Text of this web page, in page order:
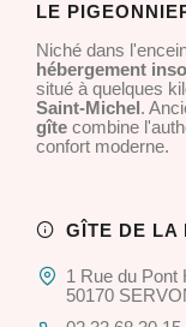
LE
Niché dans
hébergement
situé à quelques
Saint-Michel.
gîte combine
confort moderne.
GÎTE DE LA
1 Rue du Pont
50170